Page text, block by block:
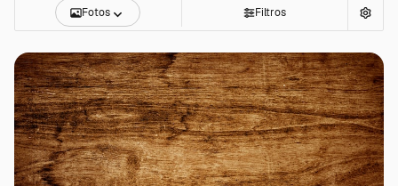
Fotos Filtros